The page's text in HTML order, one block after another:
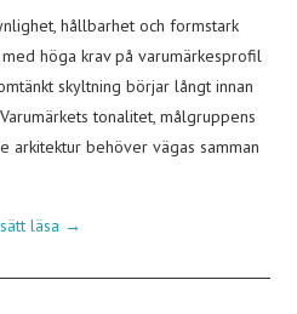
hållbarhet och formstark
höga krav på varumärkesprofil
skyltning börjar långt innan
tonalitet, målgruppens
arkitektur behöver vägas samman
läsa →